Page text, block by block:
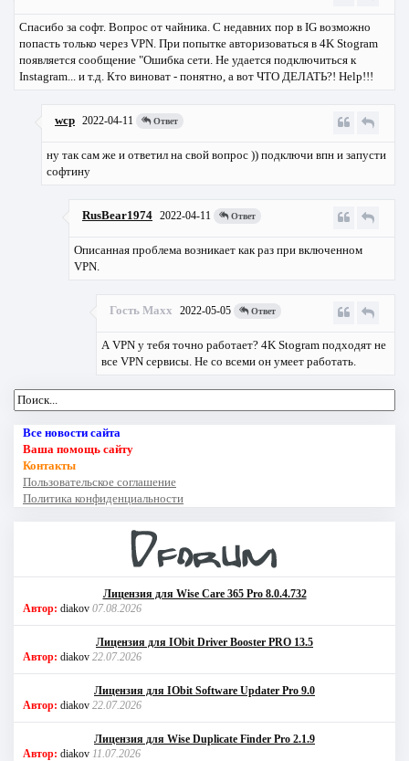
Спасибо за софт. Вопрос от чайника. С недавних пор в IG возможно
попасть только через VPN. При попытке авторизоваться в 4K Stogram
появляется сообщение "Ошибка сети. Не удается подключиться к
Instagram... и т.д. Кто виноват - понятно, а вот ЧТО ДЕЛАТЬ?! Help!!!
wcp 2022-04-11 Ответ
ну так сам же и ответил на свой вопрос )) подключи впн и запусти
софтину
RusBear1974 2022-04-11 Ответ
Описанная проблема возникает как раз при включенном
VPN.
Гость Maxx 2022-05-05 Ответ
А VPN у тебя точно работает? 4K Stogram подходят не
все VPN сервисы. Не со всеми он умеет работать.
Все новости сайта
Ваша помощь сайту
Контакты
Пользовательское соглашение
Политика конфиденциальности
Лицензия для Wise Care 365 Pro 8.0.4.732
Автор: diakov 07.08.2026
Лицензия для IObit Driver Booster PRO 13.5
Автор: diakov 22.07.2026
Лицензия для IObit Software Updater Pro 9.0
Автор: diakov 22.07.2026
Лицензия для Wise Duplicate Finder Pro 2.1.9
Автор: diakov 11.07.2026